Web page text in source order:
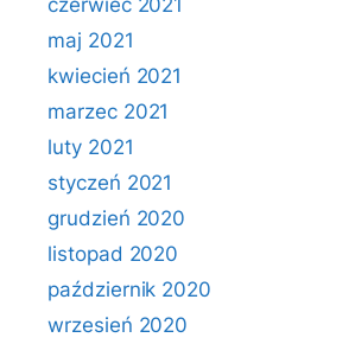
czerwiec 2021
maj 2021
kwiecień 2021
marzec 2021
luty 2021
styczeń 2021
grudzień 2020
listopad 2020
październik 2020
wrzesień 2020